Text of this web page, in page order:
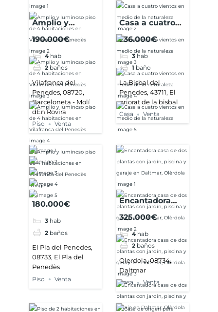
Amplio y
luminoso piso
habitaciones en
Vilafranca del
Penedès
190.000€
4 hab
2 baños
Vilafranca del
Penedes, 08720,
Barceloneta - Molí
dEn Rovira
Piso Venta
Casa a cuatro
vientos en
naturaleza
236.000€
3 hab
1 baño
La Bisbal del
Penedes, 43711, El
priorat de la bisbal
Casa Venta
180.000€
3 hab
2 baños
El Pla del Penedes,
08733, El Pla del
Penedès
Piso Venta
Encantadora
casa de dos
jardín, piscina y
garaje en
Daltmar,
Olèrdola
325.000€
4 hab
2 baños
Olerdola, 08734,
Daltmar
Casa Venta